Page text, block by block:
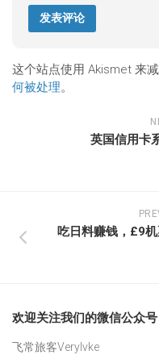
这个站点使用 Akismet 来减
何被处理。
英国信用卡
吃日料赚钱，£9
欢迎关注我们的微信公众号
飞常旅客Verylvke